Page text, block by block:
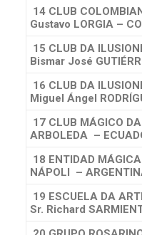
14 CLUB
Gustavo LORGIA –
15 CLUB DA
Bismar José
16 CLUB DA
Miguel Ángel
17 CLUB MÁGICO
ARBOLEDA –
18 ENTIDAD
NÁPOLI –
19 ESCUELA DA
Sr. Richard